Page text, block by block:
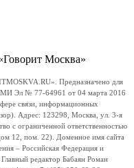
Москва»
Предназначено для
СМИ Эл № 77-64961 от 04 марта 2016
связи, информационных
Адрес: 123298, Москва, ул. 3-я
с ограниченной ответственностью
12, пом. 22). Доменное имя сайта
– Российская Федерация и
редактор Бабаян Роман